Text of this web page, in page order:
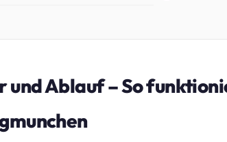
und Ablauf – So